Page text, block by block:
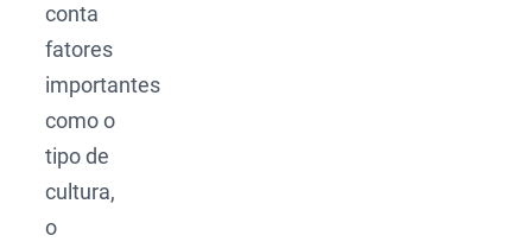
conta
fatores
importantes
como o
tipo de
cultura,
o